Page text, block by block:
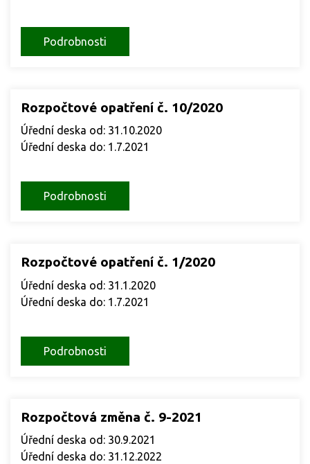
Podrobnosti
Rozpočtové opatření č. 10/2020
Úřední deska od: 31.10.2020
Úřední deska do: 1.7.2021
Podrobnosti
Rozpočtové opatření č. 1/2020
Úřední deska od: 31.1.2020
Úřední deska do: 1.7.2021
Podrobnosti
Rozpočtová změna č. 9-2021
Úřední deska od: 30.9.2021
Úřední deska do: 31.12.2022